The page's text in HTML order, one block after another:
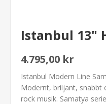
Istanbul 13"
4.795,00 kr
Istanbul Modern Line
Modernt, briljant, snabbt
rock musik. Samatya